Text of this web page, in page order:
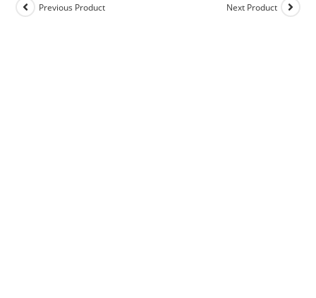
Previous Product Next Product